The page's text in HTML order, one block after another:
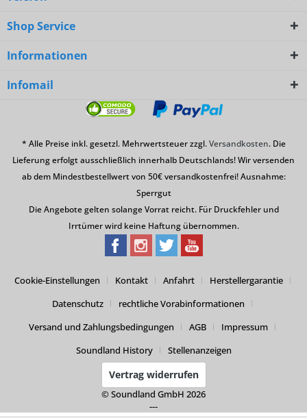
Shop Service
Informationen
Infomail
* Alle Preise inkl. gesetzl. Mehrwertsteuer zzgl.Versandkosten. Die
Lieferung erfolgt ausschließlich innerhalb Deutschlands! Wir versenden
ab dem Mindestbestellwert von 50€ versandkostenfrei! Ausnahme:
Sperrgut
Die Angebote gelten solange Vorrat reicht. Für Druckfehler und
Irrtümer wird keine Haftung übernommen.
Cookie-Einstellungen Kontakt Anfahrt
Herstellergarantie
Datenschutz
rechtliche Vorabinformationen
Versand und Zahlungsbedingungen
AGB
Impressum
Soundland History
Stellenanzeigen
Vertrag widerrufen
© Soundland GmbH 2026
---